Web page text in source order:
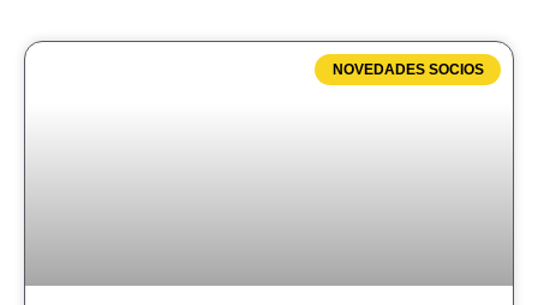
NOVEDADES SOCIOS